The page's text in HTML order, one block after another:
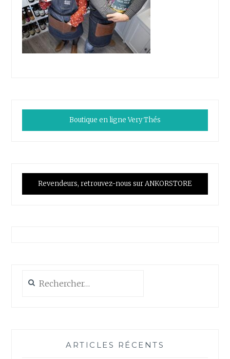
Boutique en ligne Very Thés
Revendeurs, retrouvez-nous sur ANKORSTORE
ARTICLES RÉCENTS